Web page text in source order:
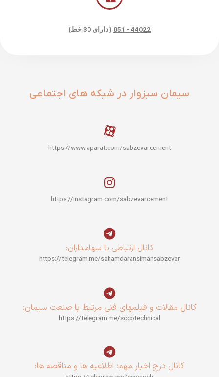
44022 - 051 ( دارای 30 خط)
سیمان سبزوار در شبکه های اجتماعی
https://www.aparat.com/sabzevarcement
https://instagram.com/sabzevarcement
کانال ارتباطی با سهامداران:
https://telegram.me/sahamdaransimansabzevar
کانال مقالات و فیلمهای فنی مرتبط با صنعت سیمان:
https://telegram.me/sccotechnical
کانال درج اخبار مهم؛ اطلاعیه ها و مناقصه ها: